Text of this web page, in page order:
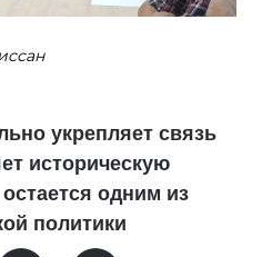
укрепляет связь
историческую
одним из
политики